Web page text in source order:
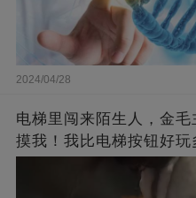
2024/04/28
电梯里闯来陌生人，金
摸我！我比电梯按钮好玩